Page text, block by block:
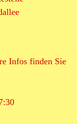
Infos finden Sie